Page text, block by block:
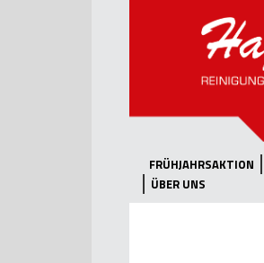
FRÜHJAHRSAKTION
ÜBER UNS